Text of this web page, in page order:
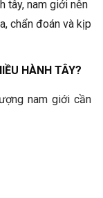
tây, nam giới nên
chẩn đoán và kịp
HÀNH TÂY?
nam giới cần